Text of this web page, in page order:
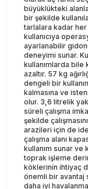
büyüklükteki
bir şekilde
tarlalara kadar
kullanıcıya
ayarlanabilir
deneyimi sunar.
kullanımlarda bile
azaltır. 57 kg
dengeli bir
kalmasına ve
olur. 3,6 litrelik
süreli çalışma
şekilde
arazileri için de
çalışma alanı
kullanım sunar ve
toprak işleme
köklerinin ihtiyaç
önemli bir avantaj
daha iyi